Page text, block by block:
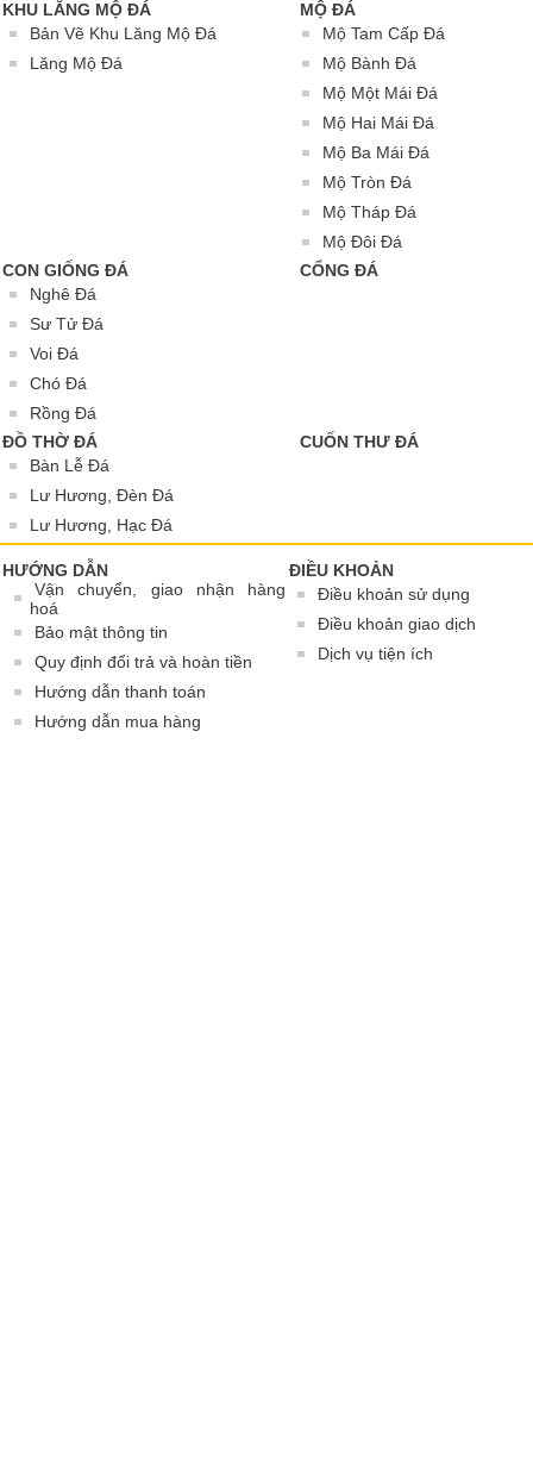
KHU LĂNG MỘ ĐÁ
Bản Vẽ Khu Lăng Mộ Đá
Lăng Mộ Đá
MỘ ĐÁ
Mộ Tam Cấp Đá
Mộ Bành Đá
Mộ Một Mái Đá
Mộ Hai Mái Đá
Mộ Ba Mái Đá
Mộ Tròn Đá
Mộ Tháp Đá
Mộ Đôi Đá
CON GIỐNG ĐÁ
Nghê Đá
Sư Tử Đá
Voi Đá
Chó Đá
Rồng Đá
CỔNG ĐÁ
ĐỒ THỜ ĐÁ
Bàn Lễ Đá
Lư Hương, Đèn Đá
Lư Hương, Hạc Đá
CUỐN THƯ ĐÁ
HƯỚNG DẪN
Vận chuyển, giao nhận hàng
hoá
Bảo mật thông tin
Quy định đổi trả và hoàn tiền
Hướng dẫn thanh toán
Hướng dẫn mua hàng
ĐIỀU KHOẢN
Điều khoản sử dụng
Điều khoản giao dịch
Dịch vụ tiện ích